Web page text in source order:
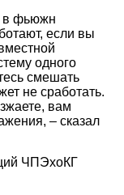
в фьюжн
если вы
одного
смешать
не сработать.
вам
– сказал
ЧПЭхоКГ